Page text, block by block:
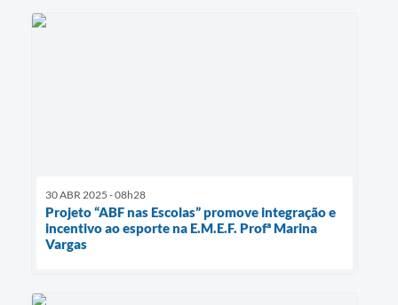
30 ABR 2025 - 08h28
Projeto “ABF nas Escolas” promove integração e
incentivo ao esporte na E.M.E.F. Profª Marina
Vargas